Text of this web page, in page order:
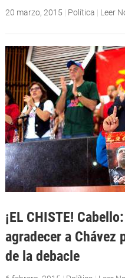
20 marzo, 2015 | Política | Leer
¡EL CHISTE!
agradecer a Chávez
de la debacle